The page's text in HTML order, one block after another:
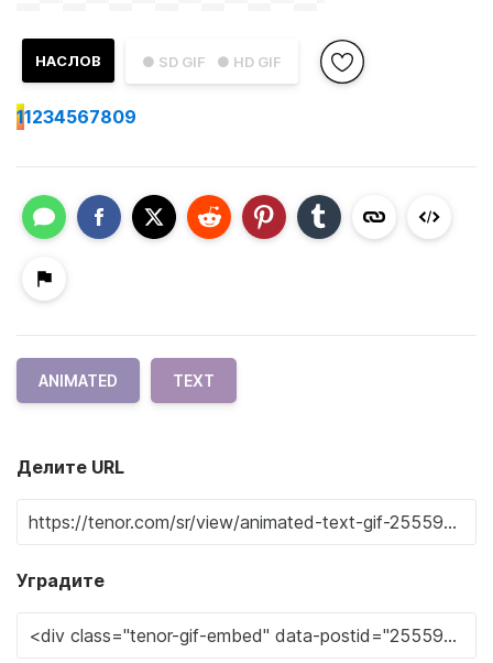
● SD GIF ● HD GIF
НАСЛОВ
11234567809
ANIMATED TEXT
Делите URL
Уградите